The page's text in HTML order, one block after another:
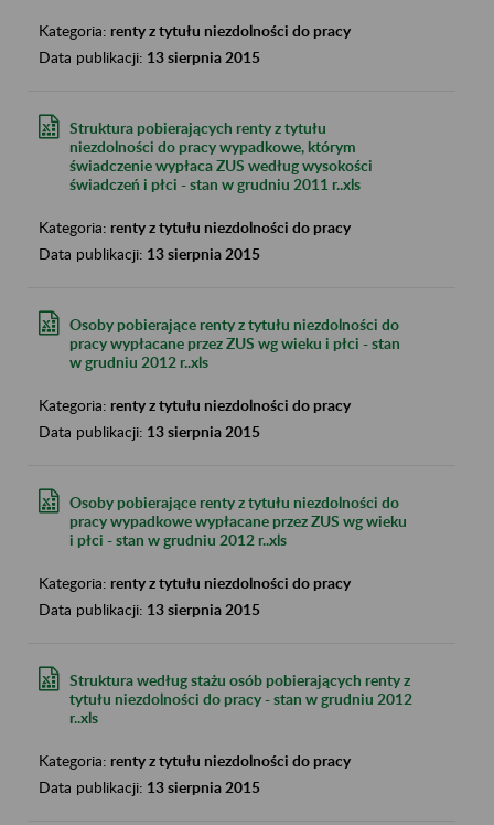
Kategoria: renty z tytułu niezdolności do pracy
Data publikacji: 13 sierpnia 2015
Struktura pobierających renty z tytułu
niezdolności do pracy wypadkowe, którym
świadczenie wypłaca ZUS według wysokości
świadczeń i płci - stan w grudniu 2011 r..xls
Kategoria: renty z tytułu niezdolności do pracy
Data publikacji: 13 sierpnia 2015
Osoby pobierające renty z tytułu niezdolności do
pracy wypłacane przez ZUS wg wieku i płci - stan
w grudniu 2012 r..xls
Kategoria: renty z tytułu niezdolności do pracy
Data publikacji: 13 sierpnia 2015
Osoby pobierające renty z tytułu niezdolności do
pracy wypadkowe wypłacane przez ZUS wg wieku
i płci - stan w grudniu 2012 r..xls
Kategoria: renty z tytułu niezdolności do pracy
Data publikacji: 13 sierpnia 2015
Struktura według stażu osób pobierających renty z
tytułu niezdolności do pracy - stan w grudniu 2012
r..xls
Kategoria: renty z tytułu niezdolności do pracy
Data publikacji: 13 sierpnia 2015